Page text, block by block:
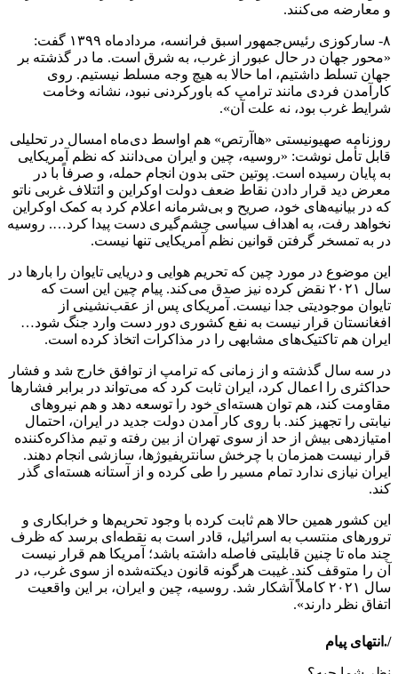
و معارضه می‌کنند.
۸- سارکوزی رئیس‌جمهور اسبق فرانسه، مردادماه ۱۳۹۹ گفت:
«محور جهان در حال عبور از غرب، به شرق است. ما در گذشته بر
جهان تسلط داشتیم، اما حالا به هیچ وجه مسلط نیستیم. روی
کارآمدن فردی مانند ‌ترامپ که باورکردنی نبود، نشانه وخامت
شرایط غرب بود، نه علت آن».
روزنامه صهیونیستی «هاآرتص» هم اواسط دی‌ماه امسال در تحلیلی
قابل تأمل نوشت: «روسیه، چین و ایران می‌دانند که نظم آمریکایی
به پایان رسیده است. پوتین حتی بدون انجام حمله، و صرفاً با در
معرض دید قرار دادن نقاط ضعف دولت اوکراین و ائتلاف غربی ناتو
که در بیانیه‌های خود، صریح و بی‌شرمانه‌ اعلام کرد به کمک اوکراین
نخواهد رفت، به اهداف سیاسی چشم‌گیری دست پیدا کرد…. روسیه
در به تمسخر گرفتن قوانین نظم آمریکایی تنها نیست.
این موضوع در مورد چین که تحریم هوایی و دریایی تایوان را بارها در
سال ۲۰۲۱ نقض کرده نیز صدق می‌کند. پیام چین این است که
تایوان موجودیتی جدا نیست. آمریکای پس از عقب‌نشینی از
افغانستان قرار نیست به نفع کشوری دور دست وارد جنگ شود…
ایران هم تاکتیک‌های مشابهی را در مذاکرات اتخاذ کرده است.
در سه سال گذشته و از زمانی که ‌ترامپ از توافق خارج شد و فشار
حداکثری را اعمال کرد، ایران ثابت کرد که می‌تواند در برابر فشارها
مقاومت کند، هم توان هسته‌ای خود را توسعه دهد و هم نیروهای
نیابتی را تجهیز کند. با روی کار آمدن دولت جدید در ایران، احتمال
امتیازدهی بیش از حد از سوی تهران از بین رفته و تیم مذاکره‌کننده
قرار نیست همزمان با چرخش سانتریفیوژها، سازشی انجام دهند.
ایران نیازی ندارد تمام مسیر را طی کرده و از آستانه هسته‌ای گذر
کند.
این کشور همین حالا هم ثابت کرده با وجود تحریم‌ها و خرابکاری‌ و
‌ترورهای منتسب به اسرائیل، قادر است به نقطه‌ای برسد که ظرف
چند ماه تا چنین قابلیتی فاصله داشته باشد؛ آمریکا هم قرار نیست
آن را متوقف کند. غیبت هرگونه قانون دیکته‌شده از سوی غرب، در
سال ۲۰۲۱ کاملاًً آشکار شد. روسیه، چین و ایران، بر این واقعیت
اتفاق نظر دارند».
/.انتهای پیام